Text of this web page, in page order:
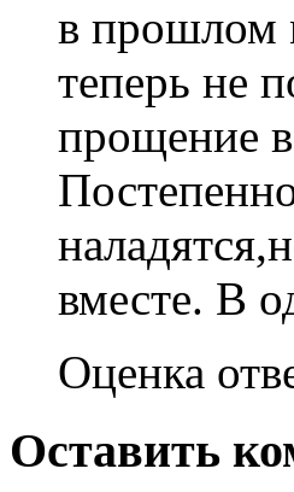
в прошлом
теперь не
прощение
вместе. В
Оценка
Оставить